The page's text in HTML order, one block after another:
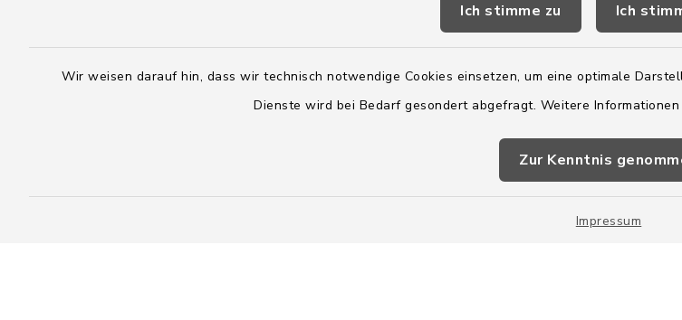
Ich stimme zu Ich
Wir weisen darauf hin, dass wir technisch notwendige Cookies einsetzen, um eine optimale
Dienste wird bei Bedarf gesondert abgefragt. Weitere
Zur Kenntnis
Impressum
sowie zusätzlich am Dienstag:
14:00 - 18:00 Uhr
rickling.de
sowie zusätzlich am Donnerstag:
14:00 - 18:00 Uhr
04328 179-0
04328 - 179-44
info@amt-boostedt-